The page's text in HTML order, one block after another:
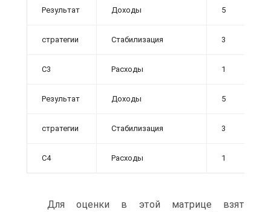
Результат Доходы 5
стратегии Стабилизация 3
C3 Расходы 1
Результат Доходы 5
стратегии Стабилизация 3
C4 Расходы 1
Для оценки в этой матрице взят